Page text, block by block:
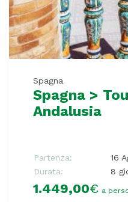
Spagna
Spagna >
Andalusia
Partenza:
16
Durata:
8
1.449,00€ a